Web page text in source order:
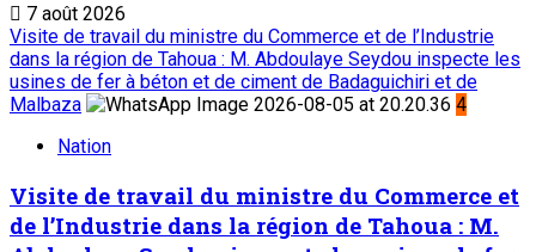
7 août 2026
Visite de travail du ministre du Commerce et de l’Industrie
dans la région de Tahoua : M. Abdoulaye Seydou inspecte les
usines de fer à béton et de ciment de Badaguichiri et de
Malbaza
4
Nation
Visite de travail du ministre du Commerce et
de l’Industrie dans la région de Tahoua : M.